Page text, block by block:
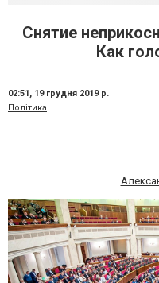
Снятие
Как
02:51, 19 грудня 2019 р.
Політика